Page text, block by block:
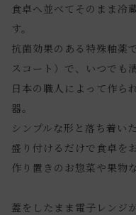
食卓へ並べてそのまま冷
す。
抗菌効果のある特殊釉薬
スコート）で、いつでも
日本の職人によって作ら
器。
シンプルな形と落ち着い
盛り付けるだけで食卓を
作り置きのお惣菜や果物
蓋をしたまま電子レンジ